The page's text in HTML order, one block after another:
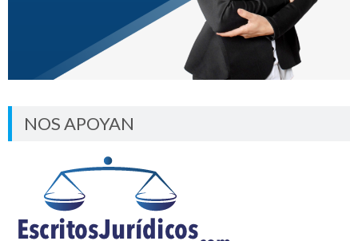
NOS APOYAN